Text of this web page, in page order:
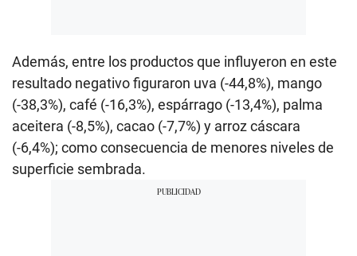
Además, entre los productos que influyeron en este
resultado negativo figuraron uva (-44,8%), mango
(-38,3%), café (-16,3%), espárrago (-13,4%), palma
aceitera (-8,5%), cacao (-7,7%) y arroz cáscara
(-6,4%); como consecuencia de menores niveles de
superficie sembrada.